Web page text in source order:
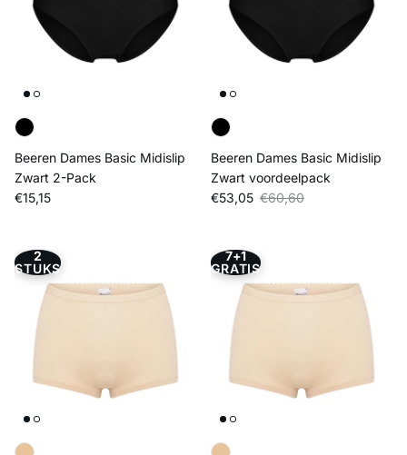
Beeren Dames Basic Midislip
Zwart 2-Pack
Reguliere prijs
€15,15
Beeren Dames Basic Midislip
Zwart voordeelpack
Verkoopprijs
€53,05 Reguliere prijs
€60,60
2
STUKS
7+1
GRATIS